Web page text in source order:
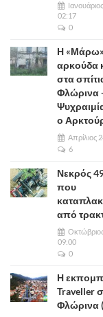
02:17
0
Η
αρκούδα
στα
Φλώρινα
ο
Απρίλιος
6
Νεκρός
που
από
09:00
0
Η
Traveller
Φλώρινα